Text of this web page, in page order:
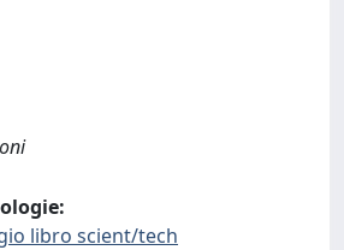
libro scient/tech